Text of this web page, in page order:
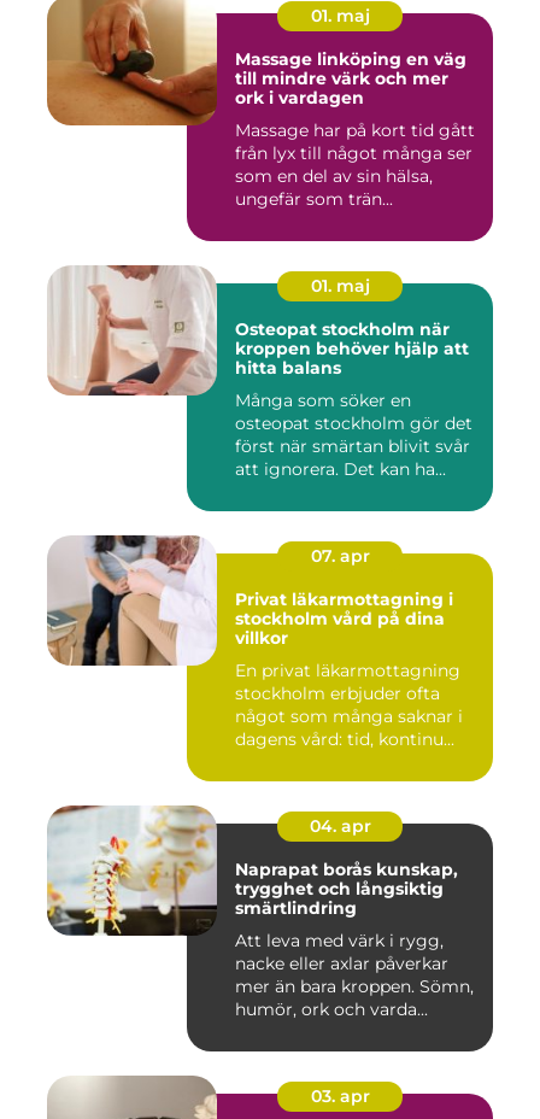
01. maj
Massage linköping en väg
till mindre värk och mer
ork i vardagen
Massage har på kort tid gått
från lyx till något många ser
som en del av sin hälsa,
ungefär som trän...
01. maj
Osteopat stockholm när
kroppen behöver hjälp att
hitta balans
Många som söker en
osteopat stockholm gör det
först när smärtan blivit svår
att ignorera. Det kan ha...
07. apr
Privat läkarmottagning i
stockholm vård på dina
villkor
En privat läkarmottagning
stockholm erbjuder ofta
något som många saknar i
dagens vård: tid, kontinu...
04. apr
Naprapat borås kunskap,
trygghet och långsiktig
smärtlindring
Att leva med värk i rygg,
nacke eller axlar påverkar
mer än bara kroppen. Sömn,
humör, ork och varda...
03. apr